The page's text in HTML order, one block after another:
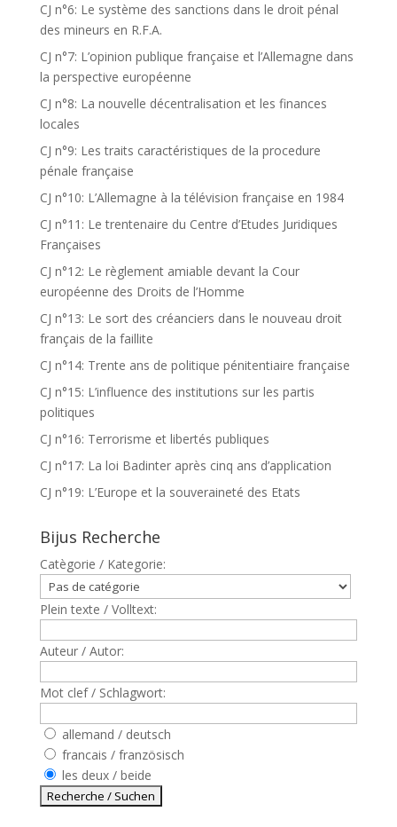
CJ n°6: Le système des sanctions dans le droit pénal
des mineurs en R.F.A.
CJ n°7: L’opinion publique française et l’Allemagne dans
la perspective européenne
CJ n°8: La nouvelle décentralisation et les finances
locales
CJ n°9: Les traits caractéristiques de la procedure
pénale française
CJ n°10: L’Allemagne à la télévision française en 1984
CJ n°11: Le trentenaire du Centre d’Etudes Juridiques
Françaises
CJ n°12: Le règlement amiable devant la Cour
européenne des Droits de l’Homme
CJ n°13: Le sort des créanciers dans le nouveau droit
français de la faillite
CJ n°14: Trente ans de politique pénitentiaire française
CJ n°15: L’influence des institutions sur les partis
politiques
CJ n°16: Terrorisme et libertés publiques
CJ n°17: La loi Badinter après cinq ans d’application
CJ n°19: L’Europe et la souveraineté des Etats
Bijus Recherche
Catègorie / Kategorie:
Plein texte / Volltext:
Auteur / Autor:
Mot clef / Schlagwort:
allemand / deutsch
francais / französisch
les deux / beide